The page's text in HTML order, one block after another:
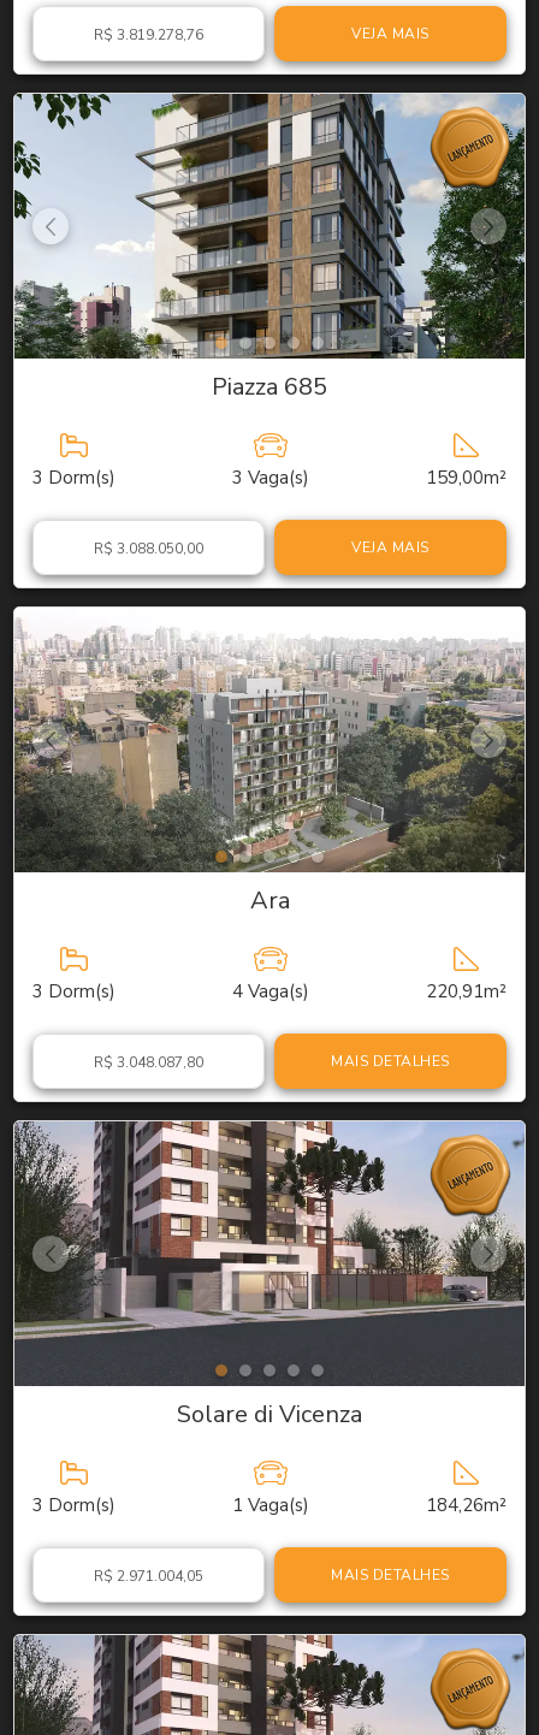
R$ 3.819.278,76 VEJA MAIS
Piazza 685
3 Dorm(s) 3 Vaga(s) 159,00m²
R$ 3.088.050,00 VEJA MAIS
Ara
3 Dorm(s) 4 Vaga(s) 220,91m²
R$ 3.048.087,80 MAIS DETALHES
Solare di Vicenza
3 Dorm(s) 1 Vaga(s) 184,26m²
R$ 2.971.004,05 MAIS DETALHES